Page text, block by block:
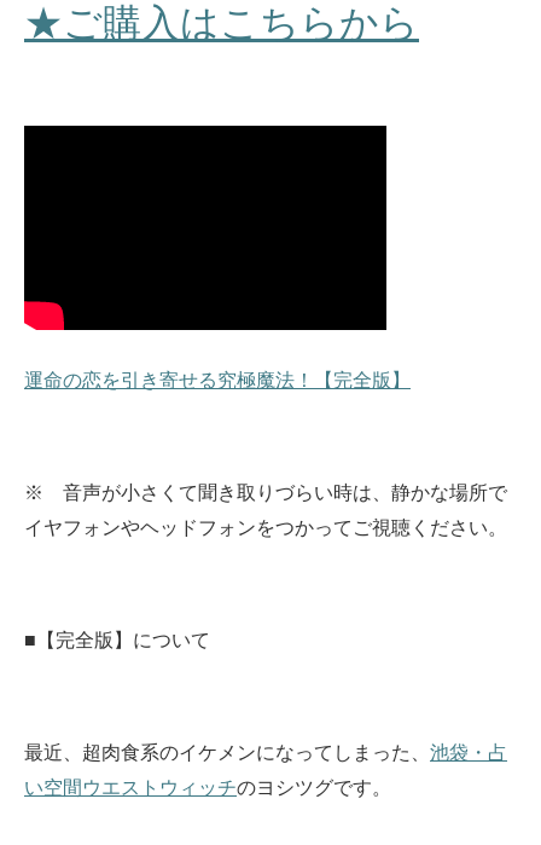
★ご購入はこちらから
運命の恋を引き寄せる究極魔法！【完全版】
※ 音声が小さくて聞き取りづらい時は、静かな場所で
イヤフォンやヘッドフォンをつかってご視聴ください。
■【完全版】について
最近、超肉食系のイケメンになってしまった、 池袋・占
い空間ウエストウィッチのヨシツグです。